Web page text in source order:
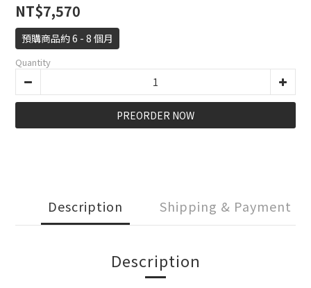
NT$7,570
預購商品約 6 - 8 個月
Quantity
PREORDER NOW
Description Shipping & Payment
Description